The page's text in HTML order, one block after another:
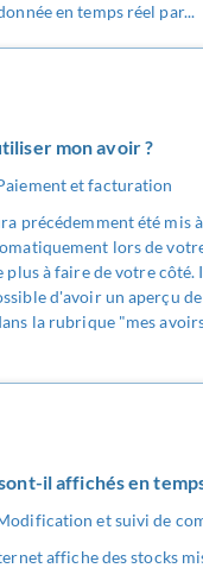
en temps réel par...
mon avoir ?
et facturation
précédemment été mis
lors de
plus à faire de votre côté.
d'avoir un aperçu
la rubrique "mes
il affichés en
et suivi de
affiche des stocks